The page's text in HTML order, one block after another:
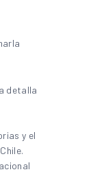
detalla
y el